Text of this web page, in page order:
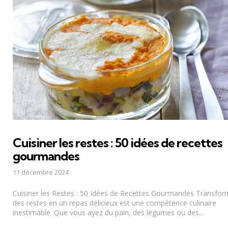
Cuisiner les restes : 50 idées de recettes
gourmandes
11 décembre 2024
Cuisiner les Restes : 50 Idées de Recettes Gourmandes
des restes en un repas délicieux est une compétence culinaire
inestimable. Que vous ayez du pain, des légumes ou des...